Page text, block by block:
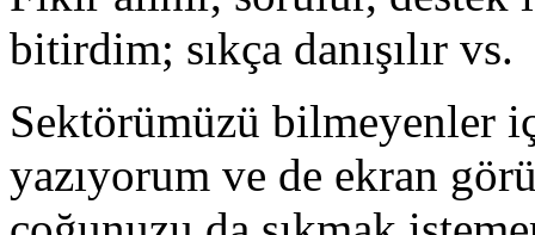
bitirdim; sıkça danışılır vs.
Sektörümüzü bilmeyenler
yazıyorum ve de ekran